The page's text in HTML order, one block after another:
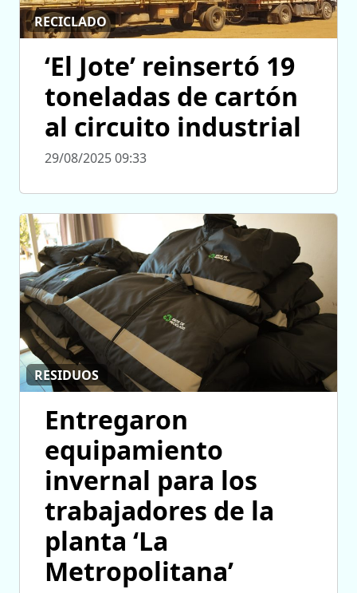
RECICLADO
‘El Jote’ reinsertó 19
toneladas de cartón
al circuito industrial
29/08/2025 09:33
RESIDUOS
Entregaron
equipamiento
invernal para los
trabajadores de la
planta ‘La
Metropolitana’